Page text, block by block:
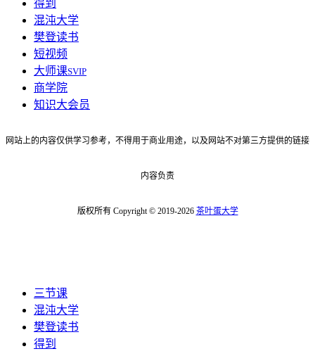
得到
混沌大学
樊登读书
短视频
大师课SVIP
商学院
知识大会员
网站上的内容仅供学习参考，不得用于商业用途，以及网站不对第三方提供的链接
内容负责
版权所有 Copyright © 2019-2026 茶叶蛋大学
三节课
混沌大学
樊登读书
得到